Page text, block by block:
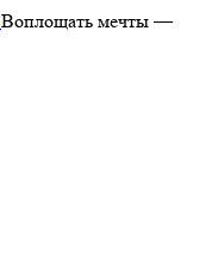
Воплощать мечты —